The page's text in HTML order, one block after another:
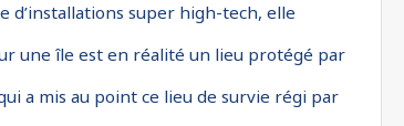
d’installations super high-tech, elle
une île est en réalité un lieu protégé par
a mis au point ce lieu de survie régi par